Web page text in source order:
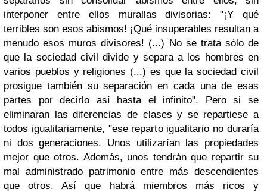
interponer entre ellos murallas divisorias: "¡Y qué
terribles son esos abismos! ¡Qué insuperables resultan a
menudo esos muros divisores! (...) No se trata sólo de
que la sociedad civil divide y separa a los hombres en
varios pueblos y religiones (...) es que la sociedad civil
prosigue también su separación en cada una de esas
partes por decirlo así hasta el infinito". Pero si se
eliminaran las diferencias de clases y se repartiese a
todos igualitariamente, "ese reparto igualitario no duraría
ni dos generaciones. Unos utilizarían las propiedades
mejor que otros. Además, unos tendrán que repartir su
mal administrado patrimonio entre más descendientes
que otros. Así que habrá miembros más ricos y